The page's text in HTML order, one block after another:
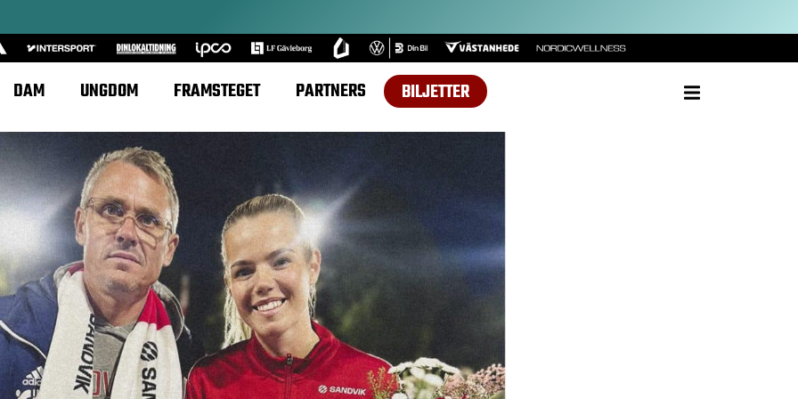
DAM UNGDOM FRAMSTEGET PARTNERS BILJETTER